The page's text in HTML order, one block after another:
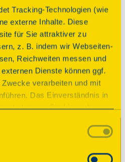
Tracking-Technologien (wie
externe Inhalte. Diese
für Sie attraktiver zu
z. B. indem wir Webseiten-
Reichweiten messen und
Dienste können ggf.
verarbeiten und mit
Das Einverständnis in
können Sie hier geben.
Durch Anklicken der
in
Gebäude
Manufaktur
11:00 Uhr| Dauer:45
Uhr
| Dauer:
Uhr